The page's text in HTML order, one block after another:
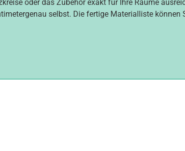
oder das Zubehör exakt für Ihre Räume
selbst. Die fertige Materialliste können